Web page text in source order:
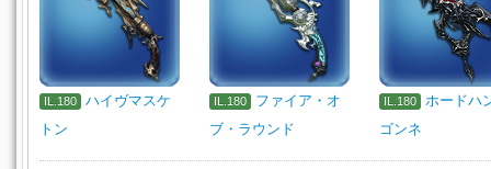
IL.180
ハイヴマスケ
トン
IL.180
ファイア・オ
ブ・ラウンド
IL.180
ホードハ
ゴンネ